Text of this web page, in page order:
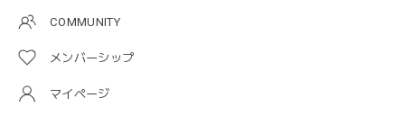
COMMUNITY
メンバーシップ
マイページ